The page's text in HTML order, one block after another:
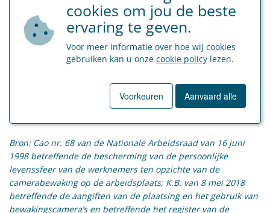
gefilmd worden.
Meer informatie inzake het pictogram kan u vinden op
www.besafe.be/nl.
camerasysteem of het niet plaatsen van een pictogram
kunnen bestraft worden met een geldboete van € 800 tot €
Bron: Cao nr. 68 van de Nationale Arbeidsraad van 16 juni
1998 betreffende de bescherming van de persoonlijke
levenssfeer van de werknemers ten opzichte van de
camerabewaking op de arbeidsplaats; K.B. van 8 mei 2018
betreffende de aangiften van de plaatsing en het gebruik van
bewakingscamera’s en betreffende het register van de
cookies om jou de beste
ervaring te geven.
Voor meer informatie over hoe wij cookies
gebruiken kan u onze cookie policy lezen.
Voorkeuren Aanvaard alle